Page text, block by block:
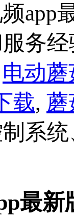
app
经
电动
载, 蘑

最新